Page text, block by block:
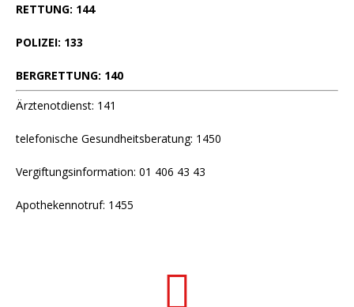
RETTUNG: 144
POLIZEI: 133
BERGRETTUNG: 140
Ärztenotdienst: 141
telefonische Gesundheitsberatung: 1450
Vergiftungsinformation: 01 406 43 43
Apothekennotruf: 1455